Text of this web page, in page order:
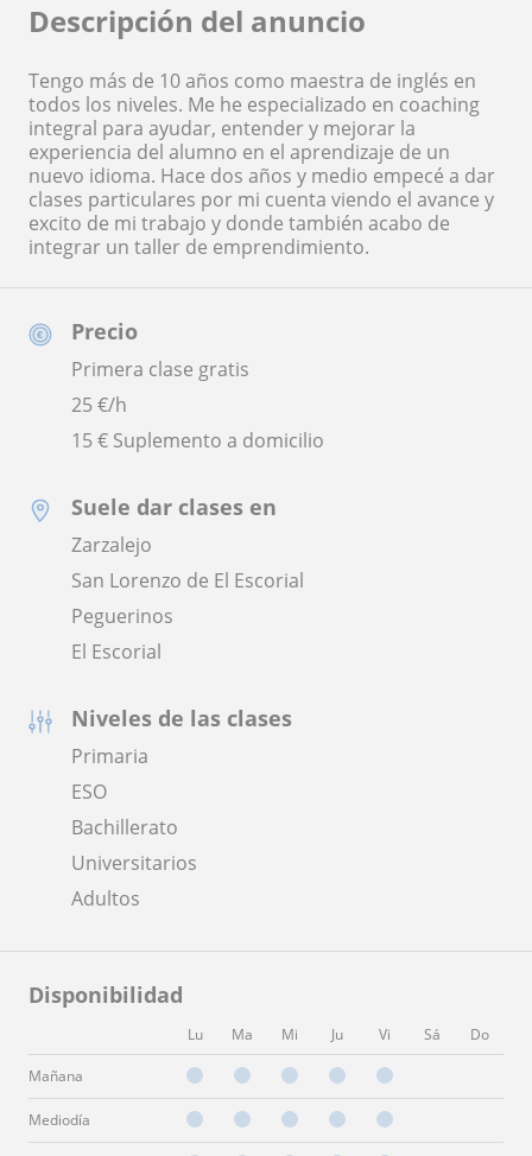
Precio
Primera clase gratis
25€/h
15 € Suplemento a domicilio
Suele dar clases en
Zarzalejo
San Lorenzo de El Escorial
Peguerinos
El Escorial
Niveles de las clases
Primaria
ESO
Bachillerato
Universitarios
Adultos
Disponibilidad
Lu Ma Mi Ju Vi Sá Do
Mañana
Mediodía
Descripción del anuncio
Tengo más de 10 años como maestra de inglés en
todos los niveles. Me he especializado en coaching
integral para ayudar, entender y mejorar la
experiencia del alumno en el aprendizaje de un
nuevo idioma. Hace dos años y medio empecé a dar
clases particulares por mi cuenta viendo el avance y
excito de mi trabajo y donde también acabo de
integrar un taller de emprendimiento.